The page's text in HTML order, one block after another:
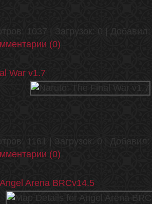
1037 | Загрузок: 0 |
(0)
War v1.7
1161 | Загрузок: 0 | Добавил:
(0)
Arena BRCv14.5